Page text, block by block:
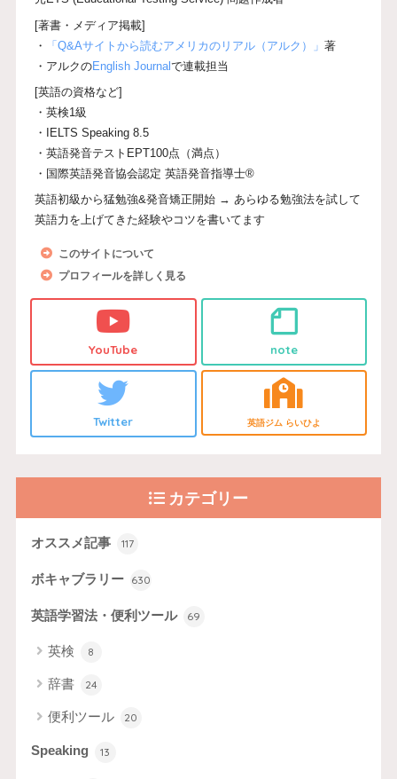
[著書・メディア掲載]
・
「Q&Aサイトから読むアメリカのリアル（アルク）」著
・アルクのEnglish Journalで連載担当
[英語の資格など]
・英検1級
・IELTS Speaking 8.5
・英語発音テストEPT100点（満点）
・国際英語発音協会認定 英語発音指導士®
英語初級から猛勉強&発音矯正開始 → あらゆる勉強法を試して
英語力を上げてきた経験やコツを書いてます
このサイトについて
プロフィールを詳しく見る
YouTube note
Twitter 英語ジム らいひよ
カテゴリー
オススメ記事 117
ボキャブラリー 630
英語学習法・便利ツール 69
英検 8
辞書 24
便利ツール 20
Speaking 13